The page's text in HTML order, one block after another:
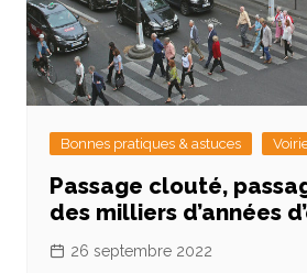
Bonnes pratiques & astuces
Passage clouté,
des milliers d’années
26 septembre 2022